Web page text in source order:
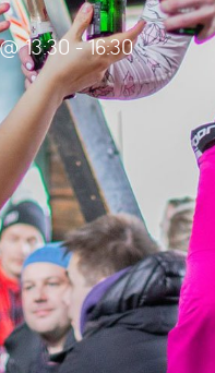
13:30 -16:30